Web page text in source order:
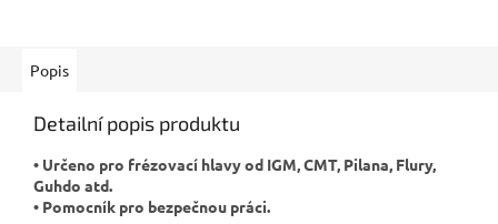
Popis
Detailní popis produktu
• Určeno pro frézovací hlavy od IGM, CMT, Pilana, Flury,
Guhdo atd.
• Pomocník pro bezpečnou práci.